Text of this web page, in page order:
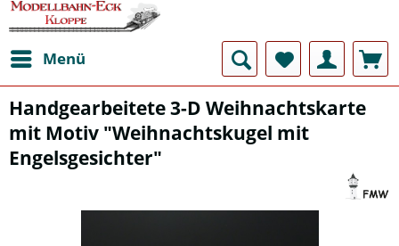
Menü
Handgearbeitete 3-D Weihnachtskarte
mit Motiv "Weihnachtskugel mit
Engelsgesichter"